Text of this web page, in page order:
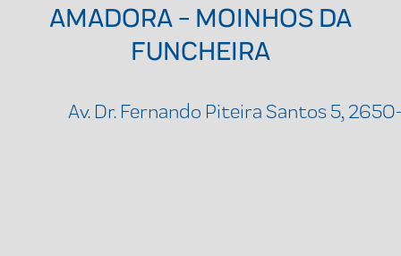
AMADORA - MOINHOS DA
FUNCHEIRA
Av. Dr. Fernando Piteira Santos 5,